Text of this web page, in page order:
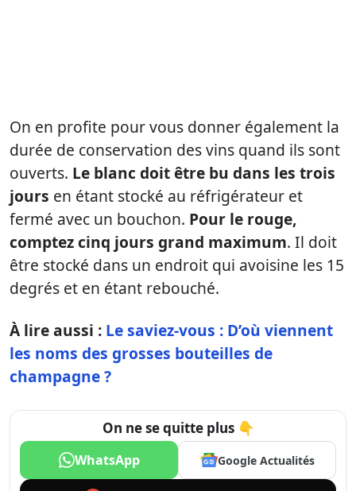
On en profite pour vous donner également la
durée de conservation des vins quand ils sont
ouverts. Le blanc doit être bu dans les trois
jours en étant stocké au réfrigérateur et
fermé avec un bouchon. Pour le rouge,
comptez cinq jours grand maximum. Il doit
être stocké dans un endroit qui avoisine les 15
degrés et en étant rebouché.
À lire aussi : Le saviez-vous : D’où viennent
les noms des grosses bouteilles de
champagne ?
On ne se quitte plus 👇
WhatsApp Google Actualités